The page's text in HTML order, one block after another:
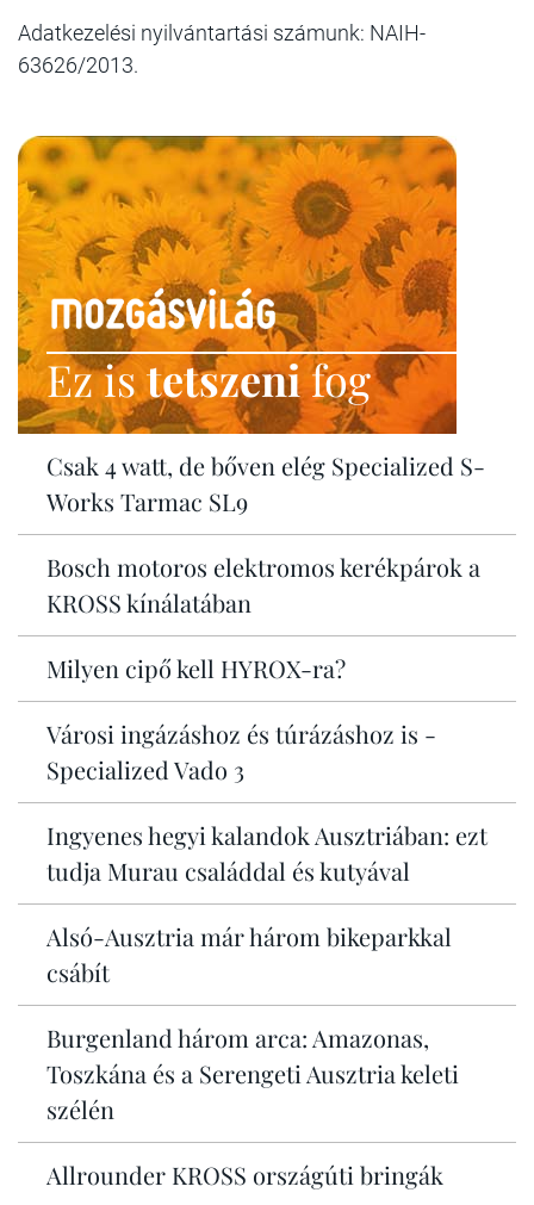
Adatkezelési nyilvántartási számunk: NAIH-
63626/2013.
Ez istetszenifog
Csak 4 watt, de bőven elég Specialized S-
Works Tarmac SL9
Bosch motoros elektromos kerékpárok a
KROSS kínálatában
Milyen cipő kell HYROX-ra?
Városi ingázáshoz és túrázáshoz is -
Specialized Vado 3
Ingyenes hegyi kalandok Ausztriában: ezt
tudja Murau családdal és kutyával
Alsó-Ausztria már három bikeparkkal
csábít
Burgenland három arca: Amazonas,
Toszkána és a Serengeti Ausztria keleti
szélén
Allrounder KROSS országúti bringák